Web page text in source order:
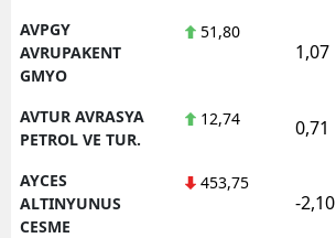
AVPGY
AVRUPAKENT
GMYO
51,80
1,07
AVTUR AVRASYA
PETROL VE TUR.
12,74 0,71
AYCES
ALTINYUNUS
CESME
453,75
-2,10